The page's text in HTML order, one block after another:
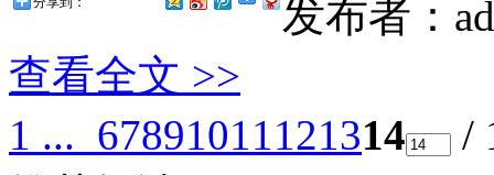
发布者：
查看全文 >>
1 ... 67891011 121314
/